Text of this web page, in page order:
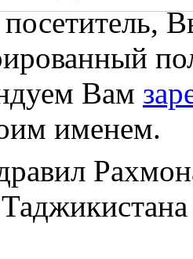
Вам
именем.